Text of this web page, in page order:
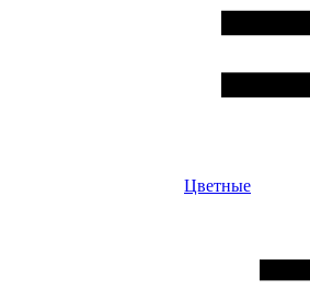
Цветные